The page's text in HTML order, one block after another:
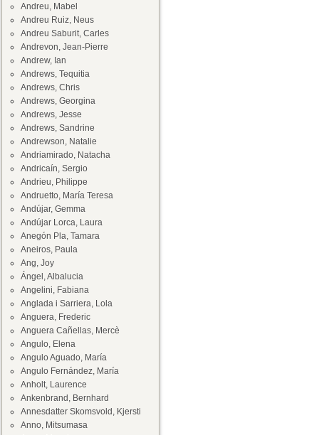
Andreu, Mabel
Andreu Ruiz, Neus
Andreu Saburit, Carles
Andrevon, Jean-Pierre
Andrew, Ian
Andrews, Tequitia
Andrews, Chris
Andrews, Georgina
Andrews, Jesse
Andrews, Sandrine
Andrewson, Natalie
Andriamirado, Natacha
Andricaín, Sergio
Andrieu, Philippe
Andruetto, María Teresa
Andújar, Gemma
Andújar Lorca, Laura
Anegón Pla, Tamara
Aneiros, Paula
Ang, Joy
Ángel, Albalucia
Angelini, Fabiana
Anglada i Sarriera, Lola
Anguera, Frederic
Anguera Cañellas, Mercè
Angulo, Elena
Angulo Aguado, María
Angulo Fernández, María
Anholt, Laurence
Ankenbrand, Bernhard
Annesdatter Skomsvold, Kjersti
Anno, Mitsumasa